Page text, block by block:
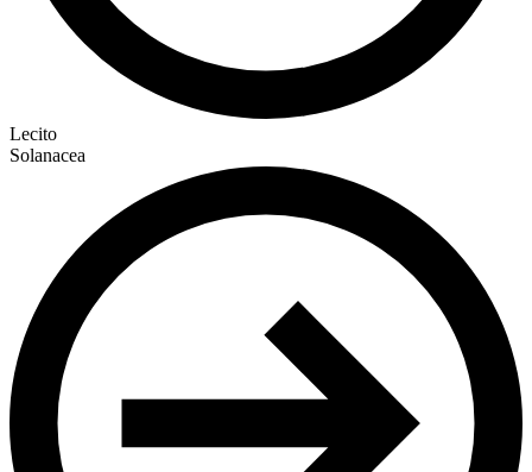
Lecito
Solanacea